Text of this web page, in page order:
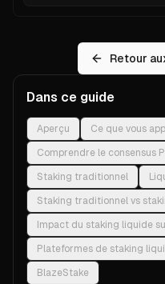
Retour
Dans ce guide
Aperçu Ce que vous
Comprendre le consensus
Staking traditionnel
Staking traditionnel vs
Impact du staking liquide
Plateformes de staking
BlazeStake